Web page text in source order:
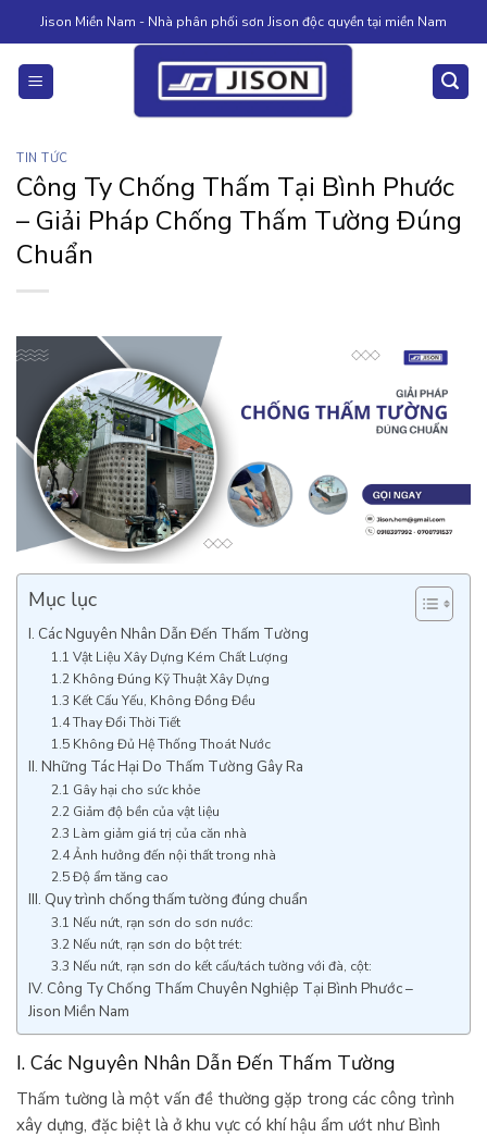
to
content
Jison Miền Nam - Nhà phân phối sơn Jison độc quyền tại miền Nam
TIN TỨC
Công Ty Chống Thấm Tại Bình Phước
– Giải Pháp Chống Thấm Tường Đúng
Chuẩn
Mục lục
I. Các Nguyên Nhân Dẫn Đến Thấm Tường
1.1 Vật Liệu Xây Dựng Kém Chất Lượng
1.2 Không Đúng Kỹ Thuật Xây Dựng
1.3 Kết Cấu Yếu, Không Đồng Đều
1.4 Thay Đổi Thời Tiết
1.5 Không Đủ Hệ Thống Thoát Nước
II. Những Tác Hại Do Thấm Tường Gây Ra
2.1 Gây hại cho sức khỏe
2.2 Giảm độ bền của vật liệu
2.3 Làm giảm giá trị của căn nhà
2.4 Ảnh hưởng đến nội thất trong nhà
2.5 Độ ẩm tăng cao
III. Quy trình chống thấm tường đúng chuẩn
3.1 Nếu nứt, rạn sơn do sơn nước:
3.2 Nếu nứt, rạn sơn do bột trét:
3.3 Nếu nứt, rạn sơn do kết cấu/tách tường với đà, cột:
IV. Công Ty Chống Thấm Chuyên Nghiệp Tại Bình Phước –
Jison Miền Nam
I. Các Nguyên Nhân Dẫn Đến Thấm Tường
Thấm tường là một vấn đề thường gặp trong các công trình
xây dựng, đặc biệt là ở khu vực có khí hậu ẩm ướt như Bình